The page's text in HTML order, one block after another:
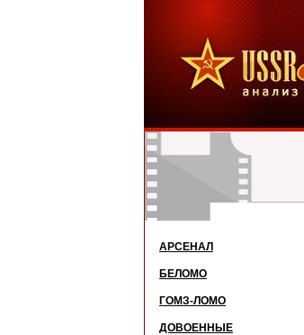
АРСЕНАЛ
БЕЛОМО
ГОМЗ-ЛОМО
ДОВОЕННЫЕ